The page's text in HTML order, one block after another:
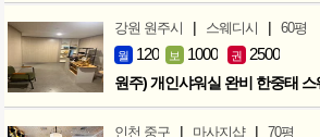
강원 원주시 | 스웨디시 | 60평
월 120 보 1000 권 2500
원주) 개인샤워실 완비 한중태
인천 중구 | 마사지샵 | 70평